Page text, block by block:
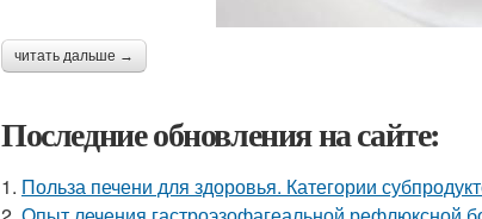
читать дальше →
Последние обновления на сайте:
1. Польза печени для здоровья. Категории